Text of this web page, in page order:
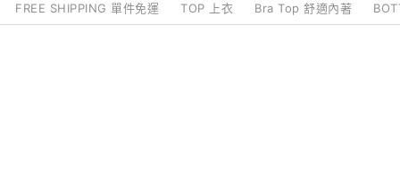
FREE SHIPPING 單件免運 TOP 上衣 Bra Top 舒適內著